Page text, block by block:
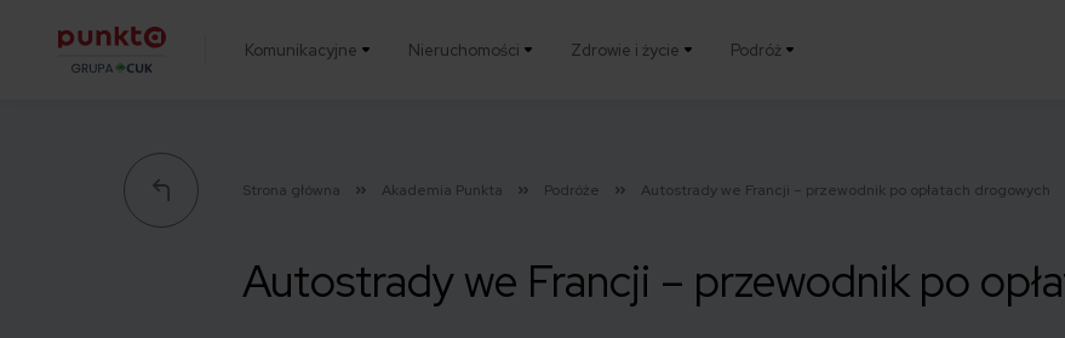
Komunikacyjne Nieruchomości Zdrowie i życie Podróż
Strona główna Akademia Punkta Podróże Autostrady we Francji – przewodnik po opłatach drogowych
Autostrady we Francji – przewodnik po